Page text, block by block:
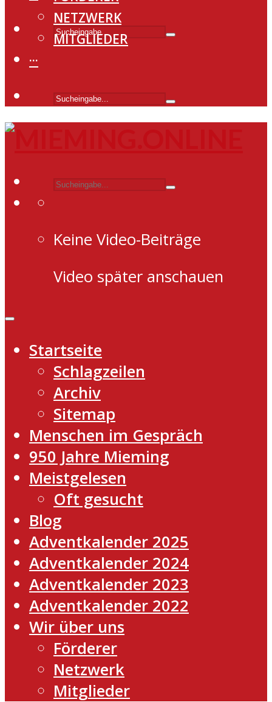
NETZWERK
MITGLIEDER
···
Keine Video-Beiträge
Video später anschauen
Startseite
Schlagzeilen
Archiv
Sitemap
Menschen im Gespräch
950 Jahre Mieming
Meistgelesen
Oft gesucht
Blog
Adventkalender 2025
Adventkalender 2024
Adventkalender 2023
Adventkalender 2022
Wir über uns
Förderer
Netzwerk
Mitglieder